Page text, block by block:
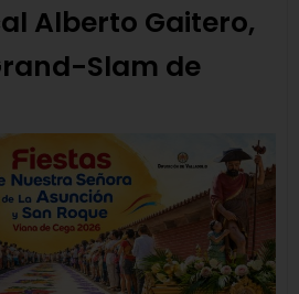
Alberto Gaitero,
Slam de